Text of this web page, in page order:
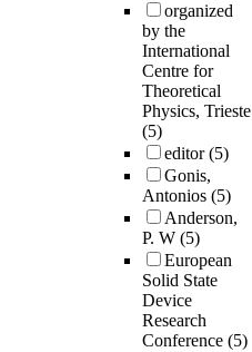
organized
by the
International
Centre for
Theoretical
Physics, Trieste
(5)
editor(5)
Gonis,
Antonios (5)
Anderson,
P. W (5)
European
Solid State
Device
Research
Conference (5)